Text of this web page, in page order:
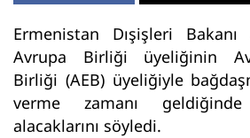
Ermenistan Dışişleri
Avrupa Birliği üyeliğinin
Birliği (AEB) üyeliğiyle
verme zamanı
alacaklarını söyledi.